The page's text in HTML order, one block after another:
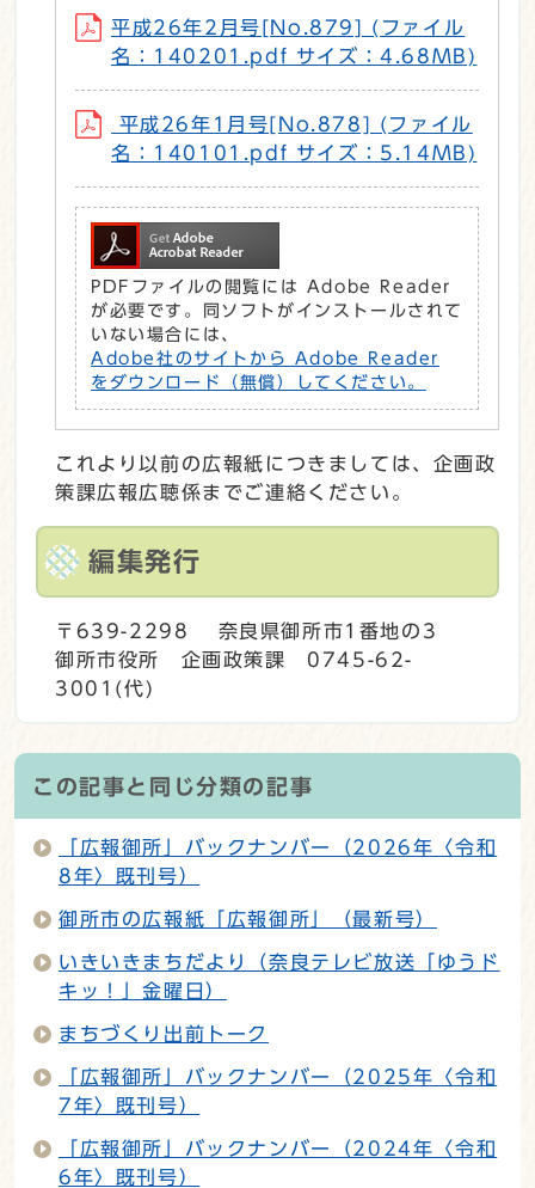
平成26年2月号[No.879] (ファイル
名：140201.pdf サイズ：4.68MB)
平成26年1月号[No.878] (ファイル
名：140101.pdf サイズ：5.14MB)
PDFファイルの閲覧には Adobe Reader
が必要です。同ソフトがインストールされて
いない場合には、
Adobe社のサイトから Adobe Reader
をダウンロード（無償）してください。
これより以前の広報紙につきましては、企画政
策課広報広聴係までご連絡ください。
編集発行
〒639-2298 奈良県御所市1番地の3
御所市役所 企画政策課 0745-62-
3001(代)
この記事と同じ分類の記事
「広報御所」バックナンバー（2026年〈令和
8年〉既刊号）
御所市の広報紙「広報御所」（最新号）
いきいきまちだより（奈良テレビ放送「ゆうド
キッ！」金曜日）
まちづくり出前トーク
「広報御所」バックナンバー（2025年〈令和
7年〉既刊号）
「広報御所」バックナンバー（2024年〈令和
6年〉既刊号）